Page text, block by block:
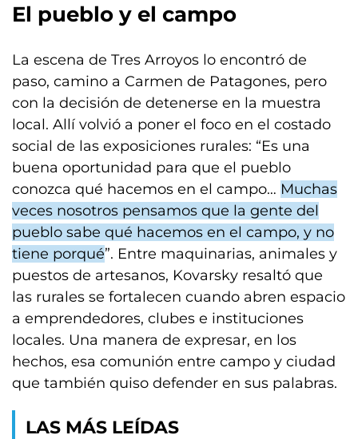
El pueblo y el campo
La escena de Tres Arroyos lo encontró de
paso, camino a Carmen de Patagones, pero
con la decisión de detenerse en la muestra
local. Allí volvió a poner el foco en el costado
social de las exposiciones rurales: “Es una
buena oportunidad para que el pueblo
conozca qué hacemos en el campo… Muchas
veces nosotros pensamos que la gente del
pueblo sabe qué hacemos en el campo, y no
tiene porqué”. Entre maquinarias, animales y
puestos de artesanos, Kovarsky resaltó que
las rurales se fortalecen cuando abren espacio
a emprendedores, clubes e instituciones
locales. Una manera de expresar, en los
hechos, esa comunión entre campo y ciudad
que también quiso defender en sus palabras.
LAS MÁS LEÍDAS